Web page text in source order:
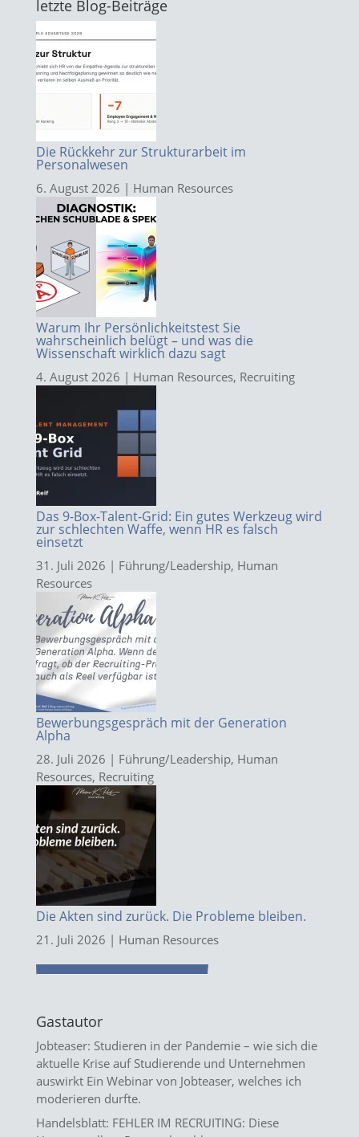
letzte Blog-Beiträge
Die Rückkehr zur Strukturarbeit im
Personalwesen
6. August 2026 | Human Resources
Warum Ihr Persönlichkeitstest Sie
wahrscheinlich belügt – und was die
Wissenschaft wirklich dazu sagt
4. August 2026 | Human Resources, Recruiting
Das 9-Box-Talent-Grid: Ein gutes Werkzeug wird
zur schlechten Waffe, wenn HR es falsch
einsetzt
31. Juli 2026 | Führung/Leadership, Human
Resources
Bewerbungsgespräch mit der Generation
Alpha
28. Juli 2026 | Führung/Leadership, Human
Resources, Recruiting
Die Akten sind zurück. Die Probleme bleiben.
21. Juli 2026 | Human Resources
Gastautor
Jobteaser: Studieren in der Pandemie – wie sich die
aktuelle Krise auf Studierende und Unternehmen
auswirktEin Webinar von Jobteaser, welches ich
moderieren durfte.
Handelsblatt: FEHLER IM RECRUITING: Diese